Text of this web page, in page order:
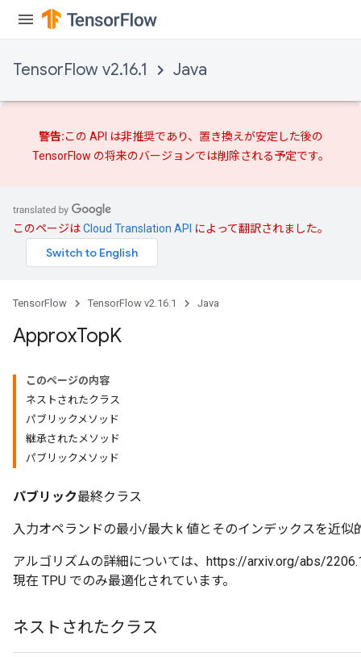
TensorFlow v2.16.1 Java
警告:この API は非推奨であり、 置き換えが安定した後の
TensorFlow の将来のバージョンでは削除される予定です。
このページはCloud Translation API によって翻訳されました。
TensorFlow TensorFlow v2.16.1 Java
ApproxTopK
このページの内容
ネストされたクラス
パブリックメソッド
継承されたメソッド
パブリックメソッド
パブリック最終クラス
入力オペランドの最小/最大 k 値とそのインデックスを近似
アルゴリズムの詳細については、https://arxiv.org/abs/
現在 TPU でのみ最適化されています。
ネストされたクラス